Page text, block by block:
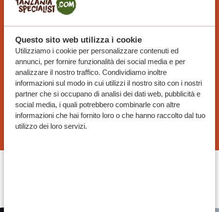
Questo sito web utilizza i cookie
Utilizziamo i cookie per personalizzare contenuti ed
annunci, per fornire funzionalità dei social media e per
analizzare il nostro traffico. Condividiamo inoltre
informazioni sul modo in cui utilizzi il nostro sito con i nostri
partner che si occupano di analisi dei dati web, pubblicità e
social media, i quali potrebbero combinarle con altre
informazioni che hai fornito loro o che hanno raccolto dal tuo
utilizzo dei loro servizi.
viaggio in base alle tue preferenze ed esigenze. I
nostri itinerari sono personalizzabili al 100% e i
nostri esperti ti aiuteranno a pianificare il viaggio
perfetto per te.
RICHIEDI SUBITO QUESTO VIAGGIO